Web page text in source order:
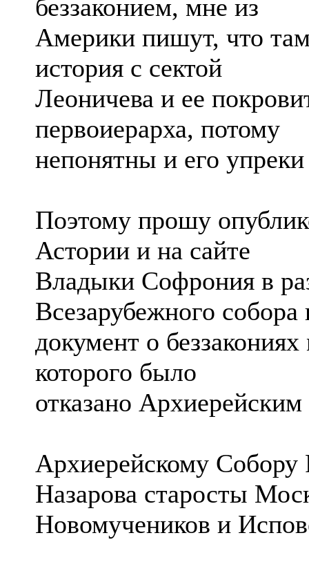
беззаконием, мне из
Америки пишут, что
история с сектой
Леоничева и ее
первоиерарха, потому
непонятны и его
Поэтому прошу
Астории и на сайте
Владыки Софрония в
Всезарубежного
документ о
которого было
отказано
Архиерейскому
Назарова старосты
Новомучеников и